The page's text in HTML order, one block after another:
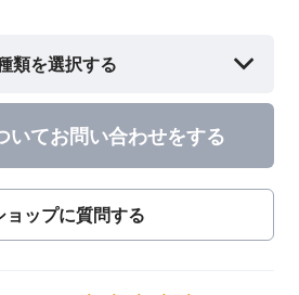
類を選択する
いてお問い合わせをする
ョップに質問する